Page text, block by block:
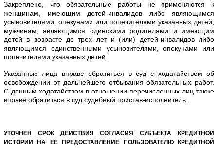
Закреплено, что обязательные работы не применяются к
женщинам, имеющим детей-инвалидов либо являющимся
усыновителями, опекунами или попечителями указанных детей,
мужчинам, являющимся одинокими родителями и имеющим
детей в возрасте до трех лет и (или) детей-инвалидов либо
являющимся единственными усыновителями, опекунами или
попечителями указанных детей.
Указанные лица вправе обратиться в суд с ходатайством об
освобождении от дальнейшего отбывания обязательных работ.
С данным ходатайством в отношении перечисленных лиц также
вправе обратиться в суд судебный пристав-исполнитель.
УТОЧНЕН СРОК ДЕЙСТВИЯ СОГЛАСИЯ СУБЪЕКТА КРЕДИТНОЙ
ИСТОРИИ НА ЕЕ ПРЕДОСТАВЛЕНИЕ ПОЛЬЗОВАТЕЛЮ КРЕДИТНОЙ